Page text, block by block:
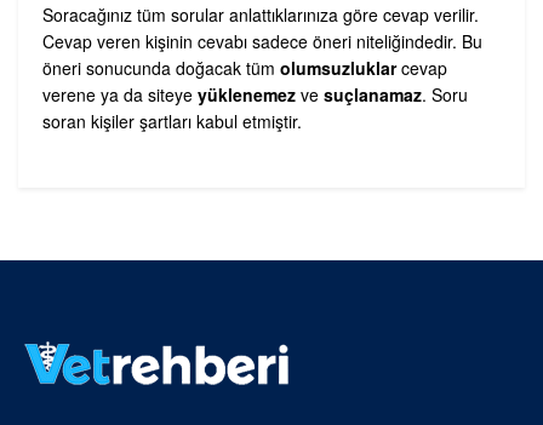
Soracağınız tüm sorular anlattıklarınıza göre cevap verilir.
Cevap veren kişinin cevabı sadece öneri niteliğindedir. Bu
öneri sonucunda doğacak tüm olumsuzluklarcevap
verene ya da siteye yüklenemez ve suçlanamaz. Soru
soran kişiler şartları kabul etmiştir.